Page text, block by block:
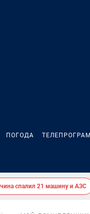
ПОГОДА
спалил 21 машину и АЗС